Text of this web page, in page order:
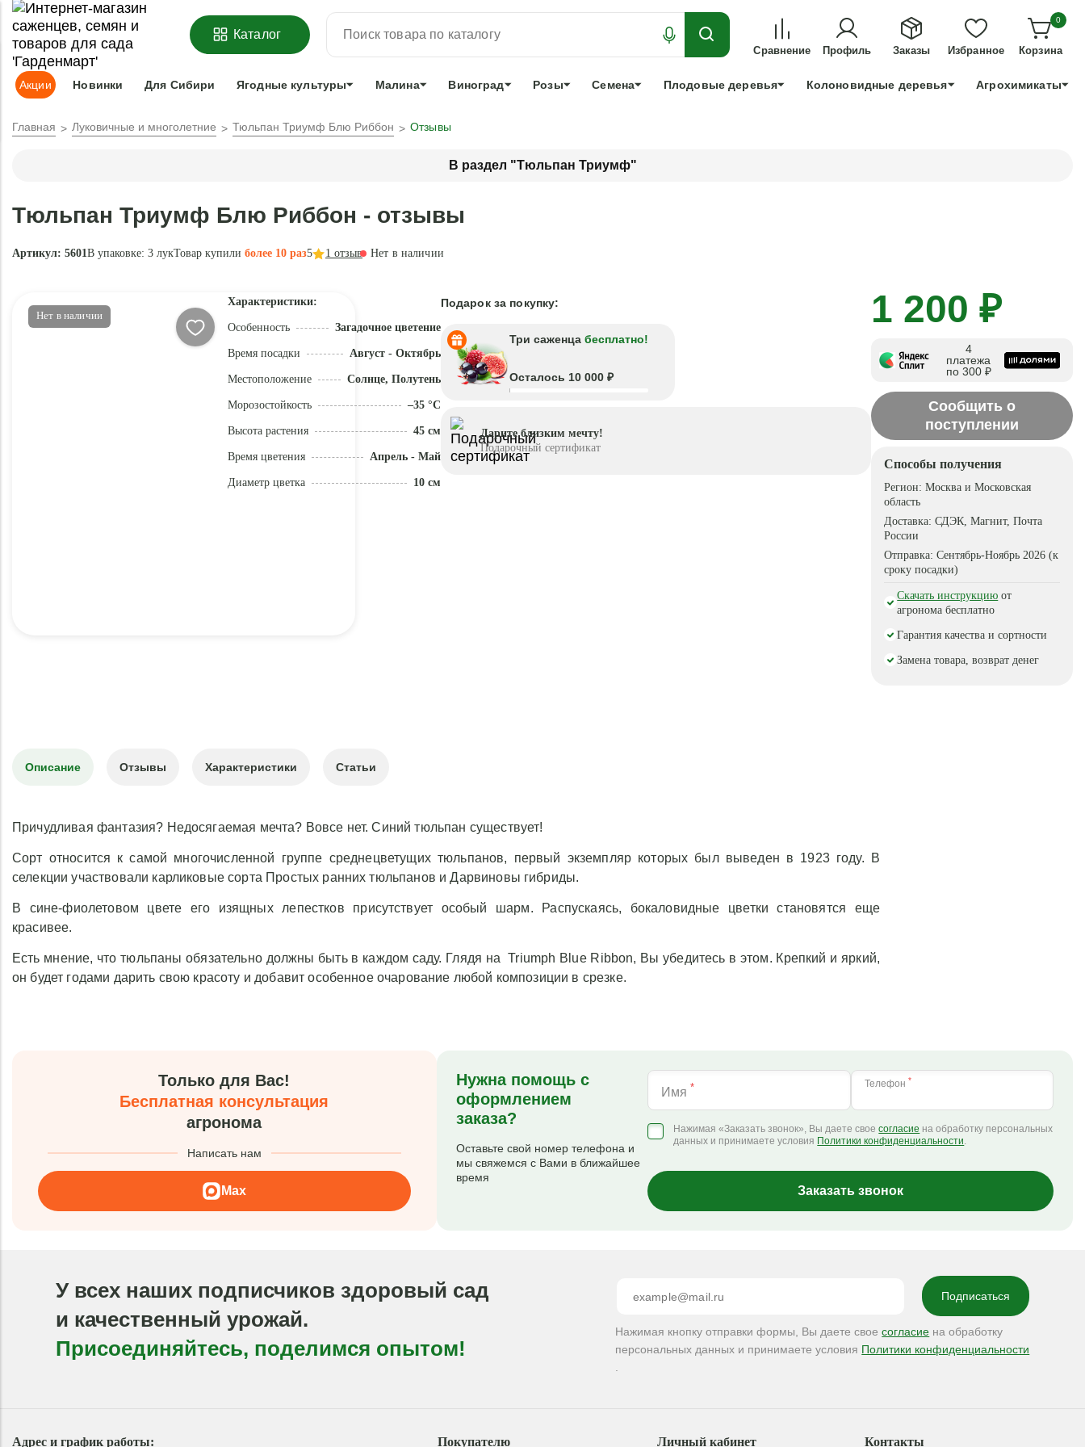
ОФОРМИТЬПРЕДЗАКАЗ =ЗАБРОНИРОВАТЬЛУЧШЕЕ ДЛЯ ТЕХ, КТО УСПЕЕТ!
Адрес доставки:Москва Доставка и оплата Гарантии +7 991 898 83 30
Каталог
Сравнение Профиль Заказы Избранное
0
Корзина
Акции Новинки Для Сибири Ягодные культуры Малина Виноград Розы Семена Плодовые деревья Колоновидные деревья Агрохимикаты
Главная Луковичные и многолетние Тюльпан Триумф Блю Риббон Отзывы
В раздел "Тюльпан Триумф"
Тюльпан Триумф Блю Риббон - отзывы
Артикул: 5601В упаковке: 3 лукТовар купили более 10 раз5 1 отзыв Нет в наличии
Нет в наличии
Характеристики:
Особенность Загадочное цветение
Время посадки Август - Октябрь
Местоположение Солнце, Полутень
Морозостойкость –35 °C
Высота растения 45 см
Время цветения Апрель - Май
Диаметр цветка 10 см
Подарок за покупку:
Три саженца бесплатно!
Осталось 10 000 ₽
Дарите близким мечту!
Подарочный сертификат
1 200 ₽
4
платежа
по 300 ₽
Сообщить о
поступлении
Способы получения
Регион:Москва и Московская
область
Доставка:СДЭК, Магнит, Почта
России
Отправка:Сентябрь-Ноябрь 2026 (к
сроку посадки)
Скачать инструкцию от
агронома бесплатно
Гарантия качества и сортности
Замена товара, возврат денег
Описание Отзывы Характеристики Статьи
Причудливая фантазия? Недосягаемая мечта? Вовсе нет. Синий тюльпан существует!
Сорт относится к самой многочисленной группе среднецветущих тюльпанов, первый экземпляр которых был выведен в 1923 году. В
селекции участвовали карликовые сорта Простых ранних тюльпанов и Дарвиновы гибриды.
В сине-фиолетовом цвете его изящных лепестков присутствует особый шарм. Распускаясь, бокаловидные цветки становятся еще
красивее.
Есть мнение, что тюльпаны обязательно должны быть в каждом саду. Глядя на Triumph Blue Ribbon, Вы убедитесь в этом. Крепкий и яркий,
он будет годами дарить свою красоту и добавит особенное очарование любой композиции в срезке.
Только для Вас!
Бесплатная консультация
агронома
Написать нам
Max
Нужна помощь с
оформлением
заказа?
Оставьте свой номер телефона и
мы свяжемся с Вами в ближайшее
время
Имя * Телефон *
Нажимая «Заказать звонок», Вы даете своесогласие на обработку персональных
данных и принимаете условия Политики конфиденциальности.
Заказать звонок
У всех наших подписчиков здоровый сад
и качественный урожай.
Присоединяйтесь, поделимся опытом!
Нажимая кнопку отправки формы, Вы даете своесогласие на обработку
персональных данных и принимаете условия Политики конфиденциальности
Адрес и график работы: Покупателю Личный кабинет Контакты